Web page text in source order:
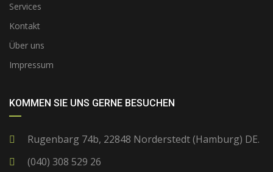
Services
Kontakt
Über uns
Impressum
KOMMEN SIE UNS GERNE BESUCHEN
Rugenbarg 74b, 22848 Norderstedt (Hamburg) DE.
(040) 308 529 26